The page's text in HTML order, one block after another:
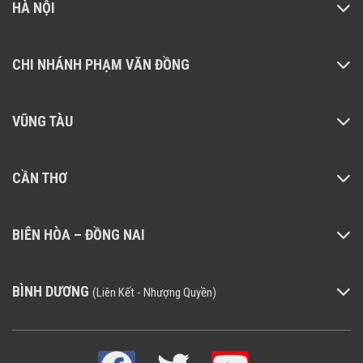
HÀ NỘI
CHI NHÁNH PHẠM VĂN ĐỒNG
VŨNG TÀU
CẦN THƠ
BIÊN HÒA – ĐỒNG NAI
BÌNH DƯƠNG (Liên Kết - Nhượng Quyền)